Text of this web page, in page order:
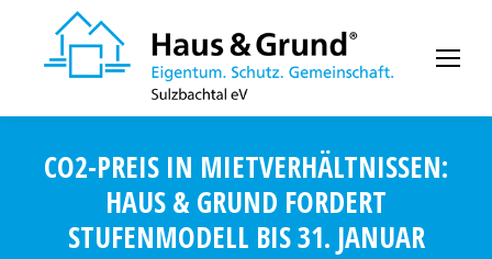
CO2-PREIS IN MIETVERHÄLTNISSEN:
HAUS & GRUND FORDERT
STUFENMODELL BIS 31. JANUAR